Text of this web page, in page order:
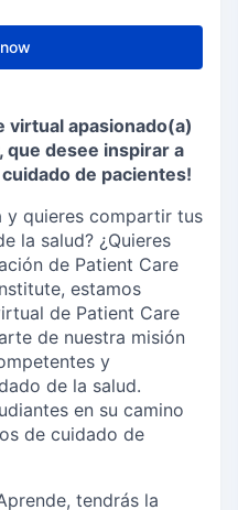
virtual apasionado(a)
que desee inspirar a
de pacientes!
y quieres compartir tus
la salud? ¿Quieres
de Patient Care
estamos
de Patient Care
de nuestra misión
y
de la salud.
en su camino
de cuidado de
tendrás la